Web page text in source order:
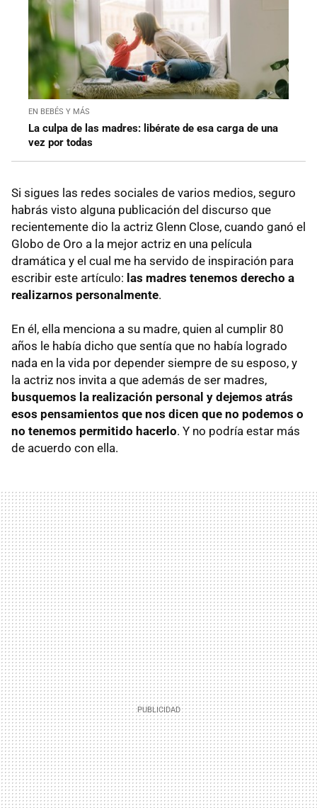
EN BEBÉS Y MÁS
La culpa de las madres: libérate de esa carga de una
vez por todas
Si sigues las redes sociales de varios medios, seguro
habrás visto alguna publicación del discurso que
recientemente dio la actriz Glenn Close, cuando ganó el
Globo de Oro a la mejor actriz en una película
dramática y el cual me ha servido de inspiración para
escribir este artículo: las madres tenemos derecho a
realizarnos personalmente.
En él, ella menciona a su madre, quien al cumplir 80
años le había dicho que sentía que no había logrado
nada en la vida por depender siempre de su esposo, y
la actriz nos invita a que además de ser madres,
busquemos la realización personal y dejemos atrás
esos pensamientos que nos dicen que no podemos o
no tenemos permitido hacerlo. Y no podría estar más
de acuerdo con ella.